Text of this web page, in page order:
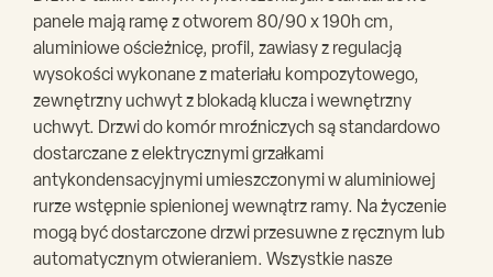
panele mają ramę z otworem 80/90 x 190h cm,
aluminiowe ościeżnicę, profil, zawiasy z regulacją
wysokości wykonane z materiału kompozytowego,
zewnętrzny uchwyt z blokadą klucza i wewnętrzny
uchwyt. Drzwi do komór mroźniczych są standardowo
dostarczane z elektrycznymi grzałkami
antykondensacyjnymi umieszczonymi w aluminiowej
rurze wstępnie spienionej wewnątrz ramy. Na życzenie
mogą być dostarczone drzwi przesuwne z ręcznym lub
automatycznym otwieraniem. Wszystkie nasze